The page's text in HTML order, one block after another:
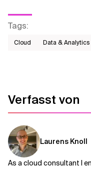
Tags:
Cloud Data & Analytics
Verfasst von
Laurens Knoll
As a cloud consultant I